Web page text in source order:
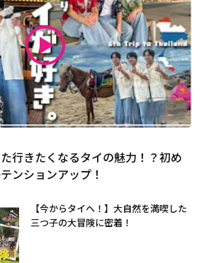
行きたくなるタイの魅力！？初め
ンションアップ！
【今からタイへ！】大自然を満喫した
三つ子の大冒険に密着！